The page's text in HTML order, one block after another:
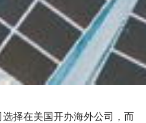
择在美国开办海外公司，而